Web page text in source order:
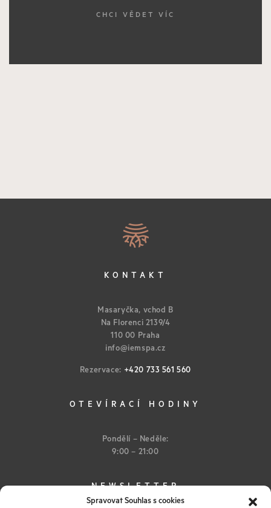
Spravovat Souhlas s cookies
CHCI VĚDET VÍC
KONTAKT
Masaryčka, vchod B
Na Florenci 2139/4
110 00 Praha
info@iemspa.cz
Rezervace: +420 733 561 560
OTEVÍRACÍ HODINY
Pondělí – Neděle:
9:00 – 21:00
NEWSLETTER